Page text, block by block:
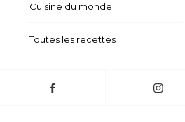
Cuisine du monde
Toutes les recettes